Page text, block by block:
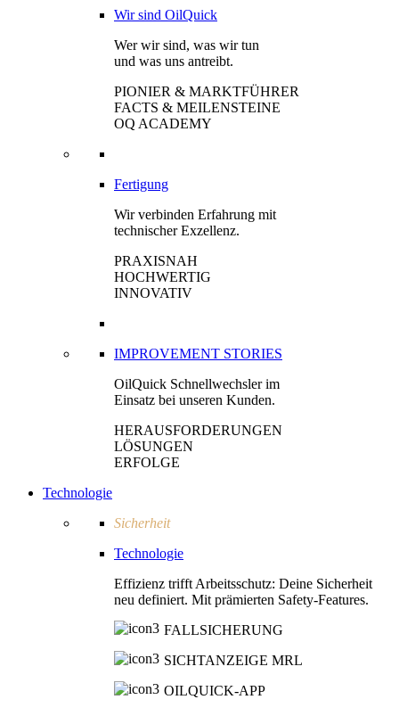
Wir sind OilQuick
Wer wir sind, was wir tun
und was uns antreibt.
PIONIER & MARKTFÜHRER
FACTS & MEILENSTEINE
OQ ACADEMY
Fertigung
Wir verbinden Erfahrung mit
technischer Exzellenz.
PRAXISNAH
HOCHWERTIG
INNOVATIV
IMPROVEMENT STORIES
OilQuick Schnellwechsler im
Einsatz bei unseren Kunden.
HERAUSFORDERUNGEN
LÖSUNGEN
ERFOLGE
Technologie
Sicherheit
Technologie
Effizienz trifft Arbeitsschutz: Deine Sicherheit
neu definiert. Mit prämierten Safety-Features.
FALLSICHERUNG
SICHTANZEIGE MRL
OILQUICK-APP